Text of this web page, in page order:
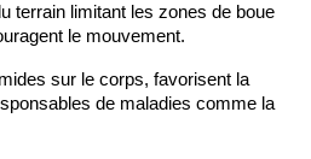
terrain limitant les zones de boue
le mouvement.
sur le corps, favorisent la